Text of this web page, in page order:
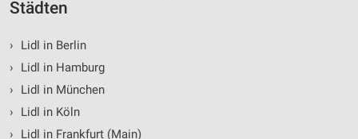
Städten
›
Lidl in Berlin
›
Lidl in Hamburg
›
Lidl in München
›
Lidl in Köln
›
Lidl in Frankfurt (Main)